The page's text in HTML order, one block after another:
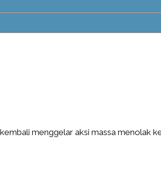
menggelar aksi massa menolak